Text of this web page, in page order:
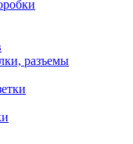
разъемы